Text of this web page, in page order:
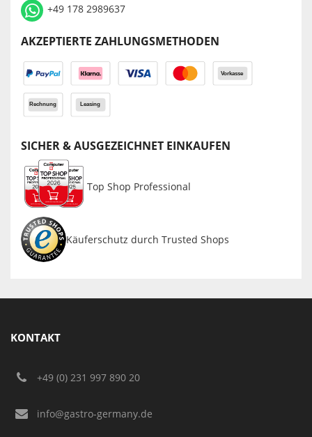
+49 178 2989637
AKZEPTIERTE ZAHLUNGSMETHODEN
SICHER & AUSGEZEICHNET EINKAUFEN
Top Shop Professional
Käuferschutz durch Trusted Shops
KONTAKT
+49 (0) 231 997 890 20
info@gastro-germany.de